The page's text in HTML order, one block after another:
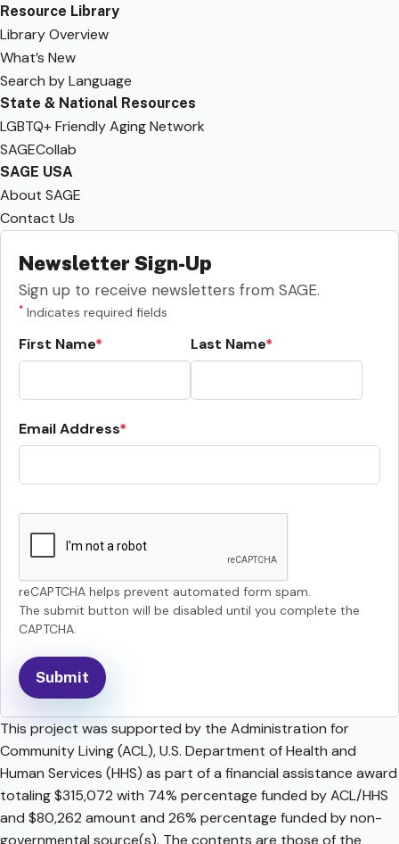
Resource Library
Library Overview
What’s New
Search by Language
State & National Resources
LGBTQ+ Friendly Aging Network
SAGECollab
SAGE USA
About SAGE
Contact Us
Newsletter Sign-Up
Sign up to receive newsletters from SAGE.
* Indicates required fields
First Name Last Name
Email Address
reCAPTCHA helps prevent automated form spam.
The submit button will be disabled until you complete the
CAPTCHA.
This project was supported by the Administration for
Community Living (ACL), U.S. Department of Health and
Human Services (HHS) as part of a financial assistance award
totaling $315,072 with 74% percentage funded by ACL/HHS
and $80,262 amount and 26% percentage funded by non-
governmental source(s). The contents are those of the